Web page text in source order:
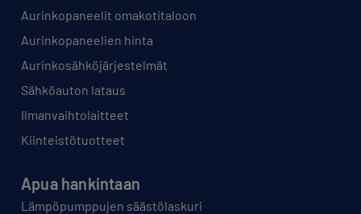
Aurinkopaneelit omakotitaloon
Aurinkopaneelien hinta
Aurinkosähköjärjestelmät
Sähköauton lataus
Ilmanvaihtolaitteet
Kiinteistötuotteet
Apua hankintaan
Lämpöpumppujen säästölaskuri